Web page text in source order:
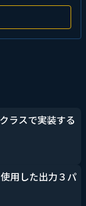
ラスで実装する
用した出力３パ